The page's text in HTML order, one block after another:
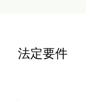
法定要件